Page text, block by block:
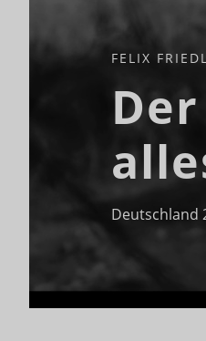
FELIX
Deutschland